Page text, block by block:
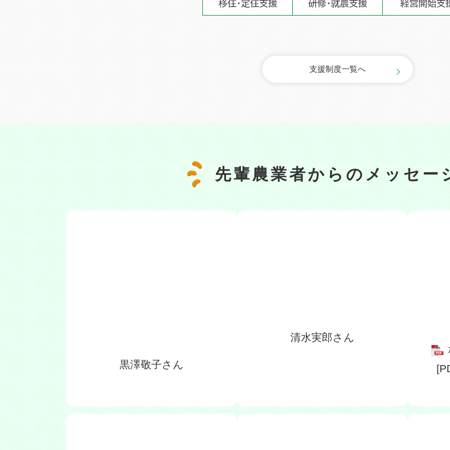
支援制度一覧へ
先輩農業者からのメッセー
黒澤敬子さん
清水実郎さん